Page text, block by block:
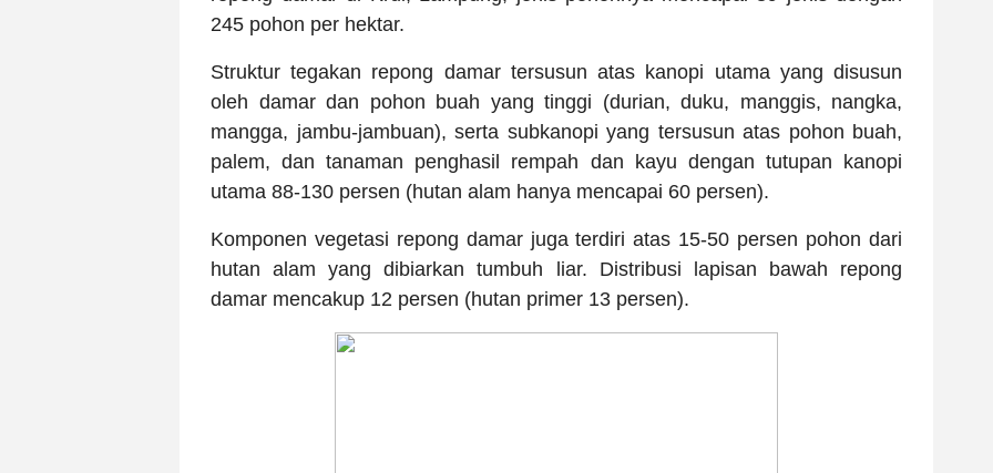
245 pohon per hektar.
Struktur tegakan repong damar tersusun atas kanopi utama yang disusun
oleh damar dan pohon buah yang tinggi (durian, duku, manggis, nangka,
mangga, jambu-jambuan), serta subkanopi yang tersusun atas pohon buah,
palem, dan tanaman penghasil rempah dan kayu dengan tutupan kanopi
utama 88-130 persen (hutan alam hanya mencapai 60 persen).
Komponen vegetasi repong damar juga terdiri atas 15-50 persen pohon dari
hutan alam yang dibiarkan tumbuh liar. Distribusi lapisan bawah repong
damar mencakup 12 persen (hutan primer 13 persen).